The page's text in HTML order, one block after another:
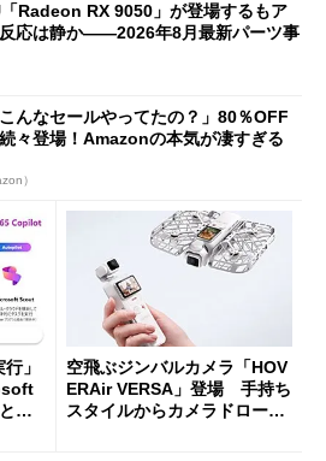
Radeon RX 9050」が登場するもア
応は静か――2026年8月最新パーツ事
こんなセールやってたの？」80％OFF
々登場！Amazonの本気が凄すぎる
）
」
エ
空飛ぶジンバルカメラ「HOV
ERAir VERSA」登場 手持ち
スタイルからカメラドローン